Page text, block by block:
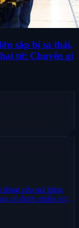
sắp bị sa thải,
tử: Chuyện gì
cửa mà hãng
có được nhiều hơn